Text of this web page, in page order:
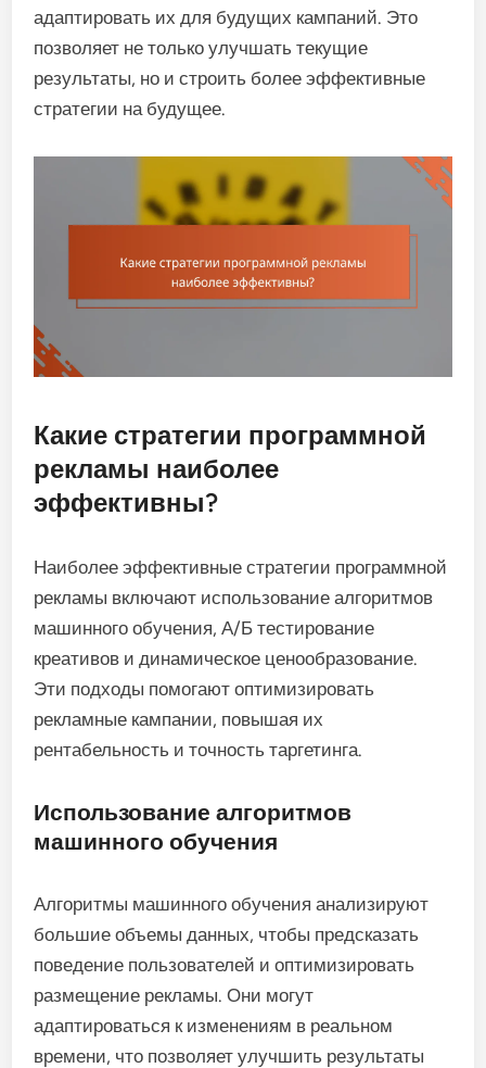
адаптировать их для будущих кампаний. Это
позволяет не только улучшать текущие
результаты, но и строить более эффективные
стратегии на будущее.
Какие стратегии программной
рекламы наиболее
эффективны?
Наиболее эффективные стратегии программной
рекламы включают использование алгоритмов
машинного обучения, А/Б тестирование
креативов и динамическое ценообразование.
Эти подходы помогают оптимизировать
рекламные кампании, повышая их
рентабельность и точность таргетинга.
Использование алгоритмов
машинного обучения
Алгоритмы машинного обучения анализируют
большие объемы данных, чтобы предсказать
поведение пользователей и оптимизировать
размещение рекламы. Они могут
адаптироваться к изменениям в реальном
времени, что позволяет улучшить результаты